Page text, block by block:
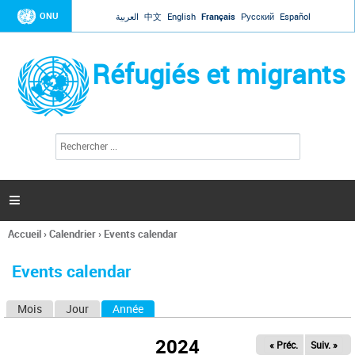
Jump to navigation
ONU العربية 中文 English Français Русский Español
Réfugiés et migrants
l
c
h
e

Vous
ici
Accueil›Calendrier› Events calendar
Events calendar
Mois Jour Année
2024 « Préc. Suiv. »